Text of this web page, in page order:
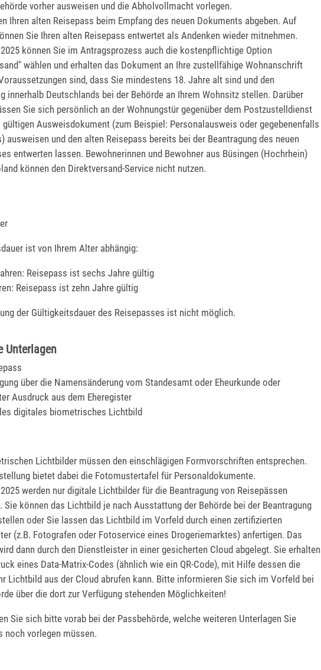
vorher ausweisen und die Abholvollmacht vorlegen.
Ihren alten Reisepass beim Empfang des neuen Dokuments abgeben. Auf
Sie Ihren alten Reisepass entwertet als Andenken wieder mitnehmen.
können Sie im Antragsprozess auch die kostenpflichtige Option
wählen und erhalten das Dokument an Ihre zustellfähige Wohnanschrift
sind, dass Sie mindestens 18. Jahre alt sind und den
innerhalb Deutschlands bei der Behörde an Ihrem Wohnsitz stellen. Darüber
Sie sich persönlich an der Wohnungstür gegenüber dem Postzustelldienst
Ausweisdokument (zum Beispiel: Personalausweis oder gegebenenfalls
ausweisen und den alten Reisepass bereits bei der Beantragung des neuen
entwerten lassen. Bewohnerinnen und Bewohner aus Büsingen (Hochrhein)
können den Direktversand-Service nicht nutzen.
ist von Ihrem Alter abhängig:
Reisepass ist sechs Jahre gültig
Reisepass ist zehn Jahre gültig
der Gültigkeitsdauer des Reisepasses ist nicht möglich.
Unterlagen
über die Namensänderung vom Standesamt oder Eheurkunde oder
Ausdruck aus dem Eheregister
digitales biometrisches Lichtbild
Lichtbilder müssen den einschlägigen Formvorschriften entsprechen.
bietet dabei die Fotomustertafel für Personaldokumente.
werden nur digitale Lichtbilder für die Beantragung von Reisepässen
Sie können das Lichtbild je nach Ausstattung der Behörde bei der Beantragung
oder Sie lassen das Lichtbild im Vorfeld durch einen zertifizierten
(z.B. Fotografen oder Fotoservice eines Drogeriemarktes) anfertigen. Das
dann durch den Dienstleister in einer gesicherten Cloud abgelegt.Sie erhalten
eines Data-Matrix-Codes (ähnlich wie ein QR-Code), mit Hilfe dessen die
Lichtbild aus der Cloud abrufen kann. Bitte informieren Sie sich im Vorfeld bei
über die dort zur Verfügung stehenden Möglichkeiten!
Sie sich bitte vorab bei der Passbehörde, welche weiteren Unterlagen Sie
noch vorlegen müssen.